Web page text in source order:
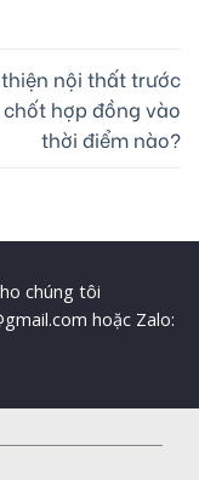
nội thất trước
hợp đồng vào
thời điểm nào?
chúng tôi
hoặc Zalo: